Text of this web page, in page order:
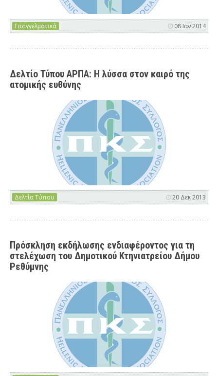
Επαγγελματικά 08 Ιαν 2014
Δελτίο Τύπου ΑΡΠΑ: Η λύσσα στον καιρό της
ατομικής ευθύνης
Δελτία Τύπου 20 Δεκ 2013
Πρόσκληση εκδήλωσης ενδιαφέροντος για τη
στελέχωση του Δημοτικού Κτηνιατρείου Δήμου
Ρεθύμνης